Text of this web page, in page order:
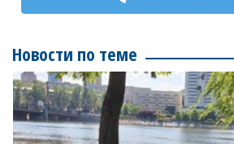
Новости по теме